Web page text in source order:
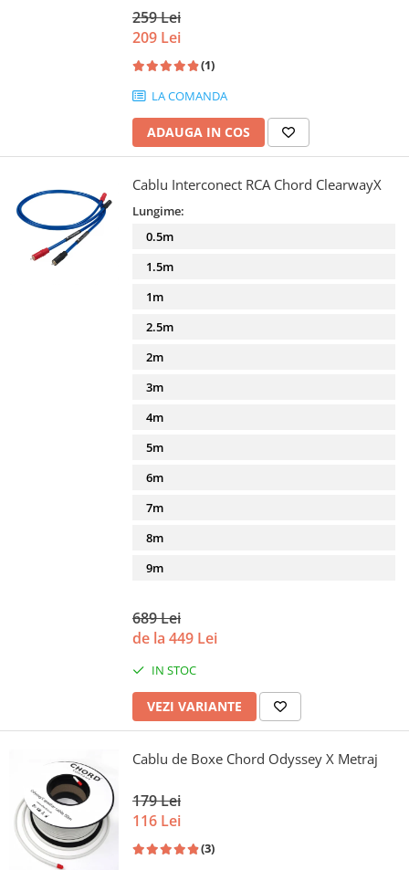
259 Lei
209 Lei
(1)
LA COMANDA
ADAUGA IN COS
Cablu Interconect RCA Chord ClearwayX
Lungime:
0.5m
1.5m
1m
2.5m
2m
3m
4m
5m
6m
7m
8m
9m
689 Lei
de la 449 Lei
IN STOC
VEZI VARIANTE
Cablu de Boxe Chord Odyssey X Metraj
179 Lei
116 Lei
(3)